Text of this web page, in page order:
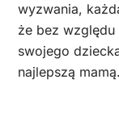
wyzwania,
że bez
swojego
najlepszą mamą.